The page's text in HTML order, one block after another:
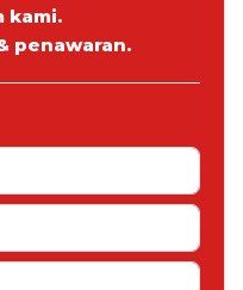
kami.
penawaran.